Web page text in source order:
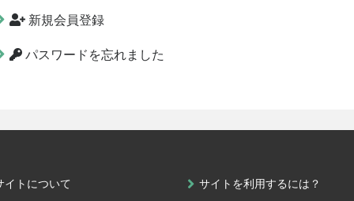
新規会員登録
パスワードを忘れました
イトについて サイトを利用するには？